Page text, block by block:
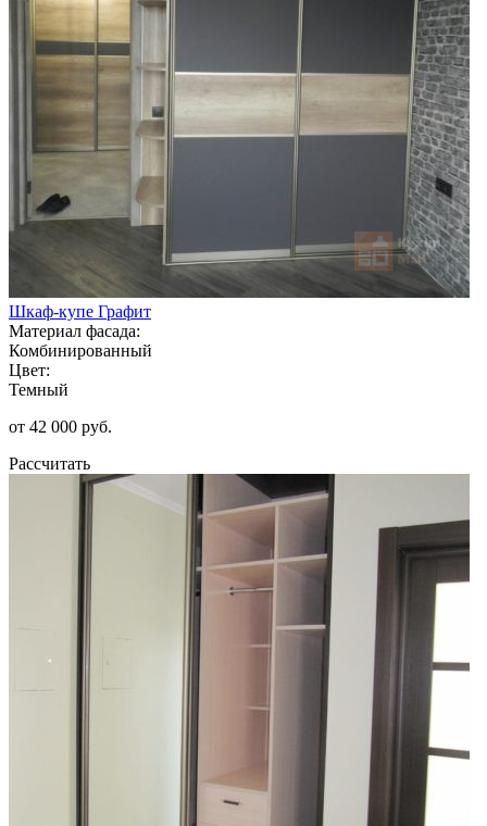
Шкаф-купе Графит
Материал фасада:
Комбинированный
Цвет:
Темный
от 42 000 руб.
Рассчитать